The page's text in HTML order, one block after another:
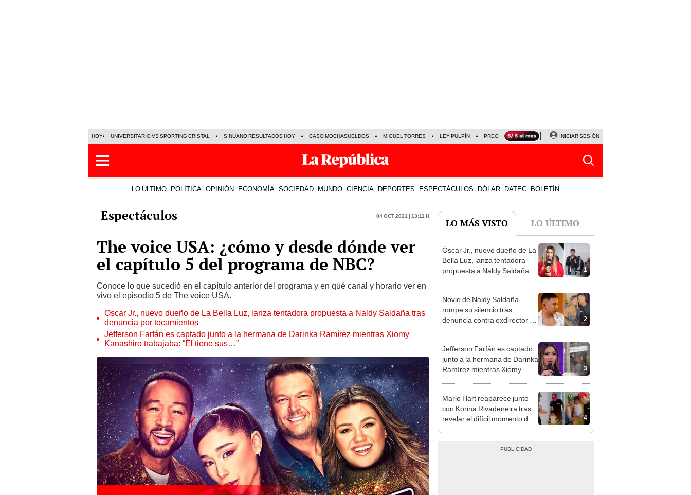
HOY UNIVERSITARIO VS SPORTING CRISTAL SINUANO RESULTADOS HOY CASO MOCHASUELDOS MIGUEL TORRES LEY PULPÍN PRECIO DEL DÓLAR CORTE DE LUZ VIERNES 7 DE AGOSTO
INICIAR SESIÓN
LO ÚLTIMO POLÍTICA OPINIÓN ECONOMÍA SOCIEDAD MUNDO CIENCIA DEPORTES ESPECTÁCULOS DÓLAR DATEC BOLETÍN
Espectáculos 04 Oct 2021 | 13:11 h
The voice USA: ¿cómo y desde dónde ver
el capítulo 5 del programa de NBC?
Conoce lo que sucedió en el capítulo anterior del programa y en qué canal y horario ver en
vivo el episodio 5 de The voice USA.
Óscar Jr., nuevo dueño de La Bella Luz, lanza tentadora propuesta a Naldy Saldaña tras
denuncia por tocamientos
Jefferson Farfán es captado junto a la hermana de Darinka Ramírez mientras Xiomy
Kanashiro trabajaba: “Él tiene sus…”
LO MÁS VISTO LO ÚLTIMO
1
Óscar Jr., nuevo dueño de La
Bella Luz, lanza tentadora
propuesta a Naldy Saldaña
tipo de ley”
2
Novio de Naldy Saldaña
rompe su silencio tras
denuncia contra exdirector de
3
Jefferson Farfán es captado
junto a la hermana de Darinka
Ramírez mientras Xiomy
4
Mario Hart reaparece junto
con Korina Rivadeneira tras
revelar el difícil momento de